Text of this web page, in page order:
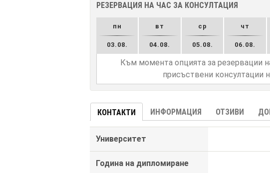
РЕЗЕРВАЦИЯ НА ЧАС ЗА КОНСУЛТАЦИЯ
пн
03.08.
вт
04.08.
ср
05.08.
чт
06.08.
Към момента опцията за резервации
присъствени консултации
КОНТАКТИ ИНФОРМАЦИЯ ОТЗИВИ
Университет
Година на дипломиране